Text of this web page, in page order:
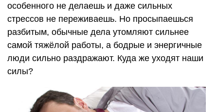
особенного не делаешь и даже сильных
стрессов не переживаешь. Но просыпаешься
разбитым, обычные дела утомляют сильнее
самой тяжёлой работы, а бодрые и энергичные
люди сильно раздражают. Куда же уходят наши
силы?